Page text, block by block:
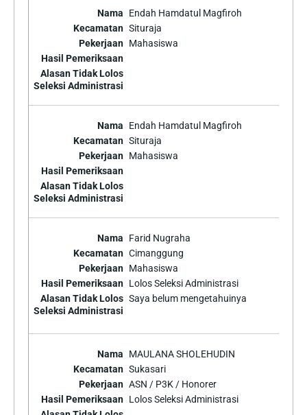
Endah Hamdatul Magfiroh
Situraja
Mahasiswa
Endah Hamdatul Magfiroh
Situraja
Mahasiswa
Farid Nugraha
Cimanggung
Mahasiswa
Lolos Seleksi Administrasi
Saya belum mengetahuinya
MAULANA SHOLEHUDIN
Sukasari
ASN / P3K / Honorer
Lolos Seleksi Administrasi